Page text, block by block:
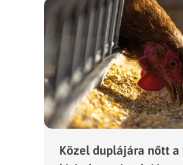
Közel duplájára nőtt a